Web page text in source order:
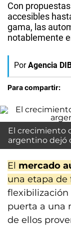
Con
accesibles
gama, las
notablemente
Por Agencia
Para compartir:
El crecimiento
argentino dejó
El mercado
una etapa de
flexibilización
puerta a una
de ellos